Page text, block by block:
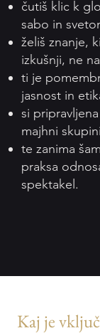
čutiš klic k
sabo in
želiš znanje,
izkušnji, ne
ti je
jasnost in
si
majhni
te zanima
praksa
spektakel.
Kaj je